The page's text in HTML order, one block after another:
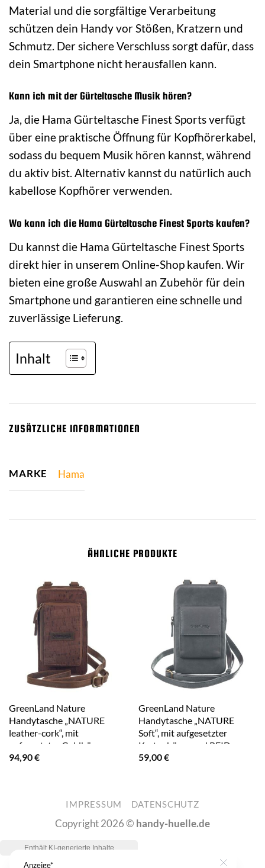
Material und die sorgfältige Verarbeitung
schützen dein Handy vor Stößen, Kratzern und
Schmutz. Der sichere Verschluss sorgt dafür, dass
dein Smartphone nicht herausfallen kann.
Kann ich mit der Gürteltasche Musik hören?
Ja, die Hama Gürteltasche Finest Sports verfügt
über eine praktische Öffnung für Kopfhörerkabel,
sodass du bequem Musik hören kannst, während
du aktiv bist. Alternativ kannst du natürlich auch
kabellose Kopfhörer verwenden.
Wo kann ich die Hama Gürteltasche Finest Sports kaufen?
Du kannst die Hama Gürteltasche Finest Sports
direkt hier in unserem Online-Shop kaufen. Wir
bieten eine große Auswahl an Zubehör für dein
Smartphone und garantieren eine schnelle und
zuverlässige Lieferung.
Inhalt
ZUSÄTZLICHE INFORMATIONEN
MARKE Hama
ÄHNLICHE PRODUKTE
GreenLand Nature
Handytasche „NATURE
leather-cork“, mit
aufgesetzter Geldbörse
braun
94,90€
GreenLand Nature
Handytasche „NATURE
Soft“, mit aufgesetzter
Kartenbörse und RFID-
Schutz blau
59,00€
IMPRESSUM DATENSCHUTZ
Copyright 2026 © handy-huelle.de
Anzeige*